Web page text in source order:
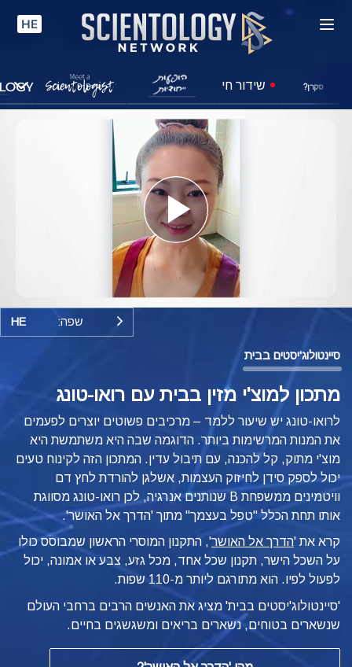
HE
סקרן? שידור חי
Play
Video
שפה: HE
סיינטולוג'יסטים בבית
מתכון למוצ'י מזין בבית עם רואו-טונג
לרואו-טונג יש שיעור ללמד – מרכיבים פשוטים יוצרים לפעמים
את המנות המרשימות ביותר. הדוגמה שבה היא משתמשת היא
מוצ'י מתוק, קל להכנה, עם תיבול עדין. המתכון הזה לקינוח טעים
יכול לספק סידן לחיזוק העצמות, אשלגן להורדת לחץ דם
וויטמינים ממשפחת B שנותנים אנרגיה, לכן רואו-טונג מסווגת
אותו תחת הכלל "טפל בעצמך" מתוך 'הדרך אל האושר'.
קרא את 'הדרך אל האושר', התקנון המוסרי הראשון שמבוסס כולו
על השכל הישר, תקנון שכל אחד, מכל גזע, צבע או אמונה, יכול
לפעול לפיו. הוא מתורגם ליותר מ-110 שפות.
'סיינטולוג'יסטים בבית' מציג את האנשים הרבים ברחבי העולם
שנשארים בטוחים, נשארים בריאים ומשגשגים בחיים.